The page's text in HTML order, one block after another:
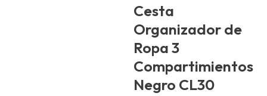
Cesta
Organizador de
Ropa 3
Compartimientos
Negro CL30